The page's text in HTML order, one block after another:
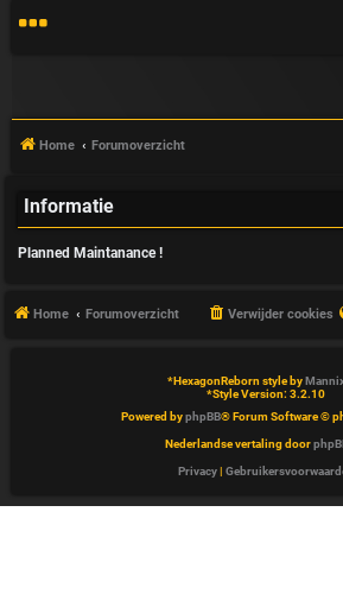
V
A
Home Forumoverzicht
Informatie
Planned Maintanance !
Home Forumoverzicht Verwijder cookies
*HexagonReborn style by
*Style Version: 3.2.10
Powered byphpBB® Forum Software ©
Nederlandse vertaling door
Privacy|